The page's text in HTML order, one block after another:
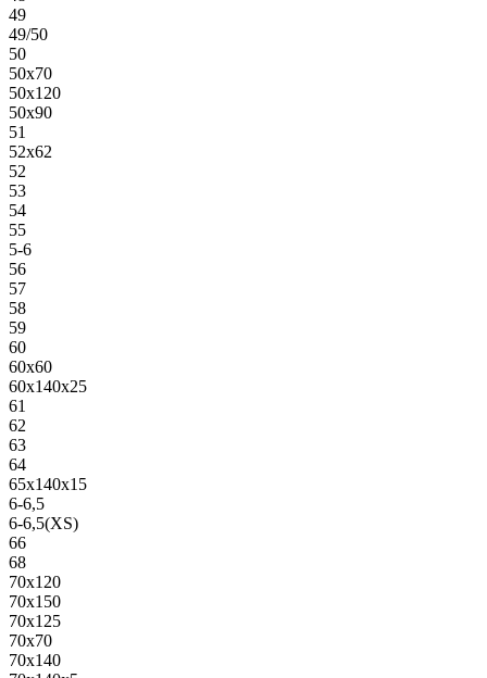
49
49/50
50
50х70
50х120
50х90
51
52х62
52
53
54
55
5-6
56
57
58
59
60
60х60
60х140х25
61
62
63
64
65х140х15
6-6,5
6-6,5(XS)
66
68
70х120
70х150
70х125
70х70
70х140